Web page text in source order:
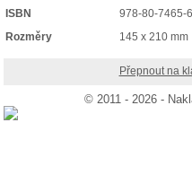
ISBN
978-80-7465-
Rozměry
145 x 210 mm
Přepnout na
© 2011 - 2026 -